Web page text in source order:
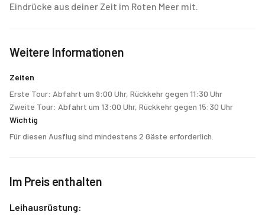
Eindrücke aus deiner Zeit im Roten Meer mit.
Weitere Informationen
Zeiten
Erste Tour: Abfahrt um 9:00 Uhr, Rückkehr gegen 11:30 Uhr
Zweite Tour: Abfahrt um 13:00 Uhr, Rückkehr gegen 15:30 Uhr
Wichtig
Für diesen Ausflug sind mindestens 2 Gäste erforderlich.
Im Preis enthalten
Leihausrüstung: